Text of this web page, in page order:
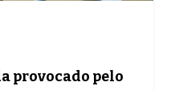
provocado pelo